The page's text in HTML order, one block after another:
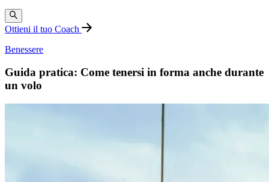
Ottieni il tuo Coach
Benessere
Guida pratica: Come tenersi in forma anche durante
un volo